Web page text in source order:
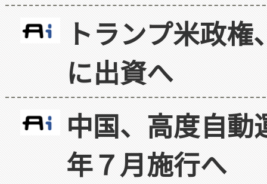
トランプ米政
に出資へ
中国、高度自
年７月施行へ